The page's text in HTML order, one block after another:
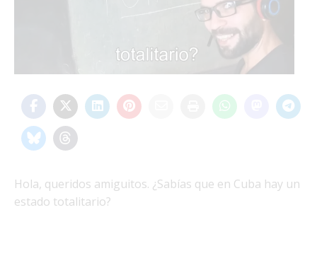
Hola, queridos amiguitos. ¿Sabías que en Cuba hay un
estado totalitario?